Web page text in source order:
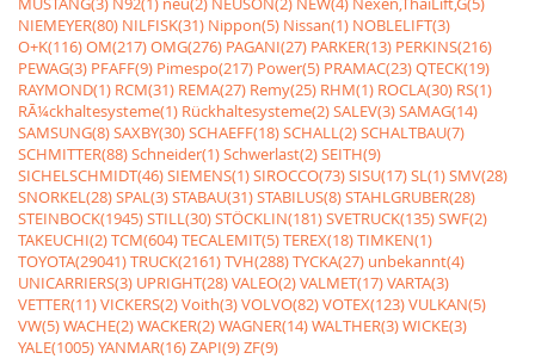
NIEMEYER(80) NILFISK(31) Nippon(5) Nissan(1) NOBLELIFT(3)
O+K(116)OM(217)OMG(276) PAGANI(27) PARKER(13) PERKINS(216)
PEWAG(3) PFAFF(9) Pimespo(217) Power(5) PRAMAC(23)QTECK(19)
RAYMOND(1) RCM(31) REMA(27) Remy(25) RHM(1) ROCLA(30) RS(1)
RÃ¼ckhaltesysteme(1) Rückhaltesysteme(2)SALEV(3)SAMAG(14)
SAMSUNG(8)SAXBY(30)SCHAEFF(18)SCHALL(2)SCHALTBAU(7)
SCHMITTER(88)Schneider(1)Schwerlast(2)SEITH(9)
SICHELSCHMIDT(46)SIEMENS(1)SIROCCO(73)SISU(17)SL(1)SMV(28)
SNORKEL(28)SPAL(3)STABAU(31)STABILUS(8)STAHLGRUBER(28)
STEINBOCK(1945)STILL(30)STÖCKLIN(181)SVETRUCK(135)SWF(2)
TAKEUCHI(2)TCM(604)TECALEMIT(5)TEREX(18)TIMKEN(1)
TOYOTA(29041)TRUCK(2161)TVH(288)TYCKA(27) unbekannt(4)
UNICARRIERS(3) UPRIGHT(28)VALEO(2)VALMET(17)VARTA(3)
VETTER(11)VICKERS(2)Voith(3)VOLVO(82)VOTEX(123)VULKAN(5)
VW(5)WACHE(2)WACKER(2)WAGNER(14)WALTHER(3)WICKE(3)
YALE(1005)YANMAR(16)ZAPI(9)ZF(9)